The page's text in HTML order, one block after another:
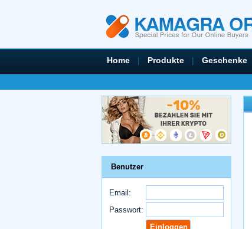
Home | Produkte | Geschenke
Benutzer
Email:
Passwort: